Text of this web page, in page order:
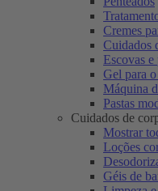
Cremes
Cuidados
Escovas e
Gel para
Máquina
Pastas
Cuidados de
Mostrar
Loções
Géis de